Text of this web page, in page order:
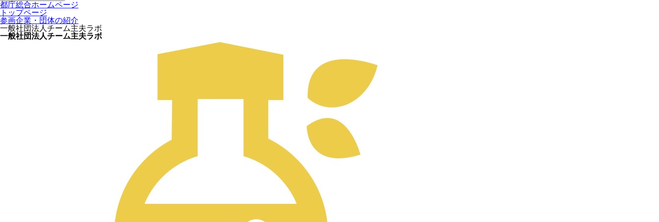
都庁総合ホームページ
トップページ
参画企業・団体の紹介
一般社団法人チーム主夫ラボ
一般社団法人チーム主夫ラボ